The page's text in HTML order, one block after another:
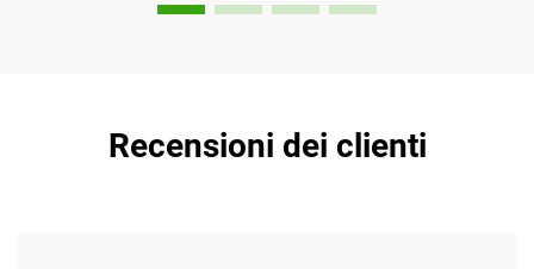
Recensioni dei clienti